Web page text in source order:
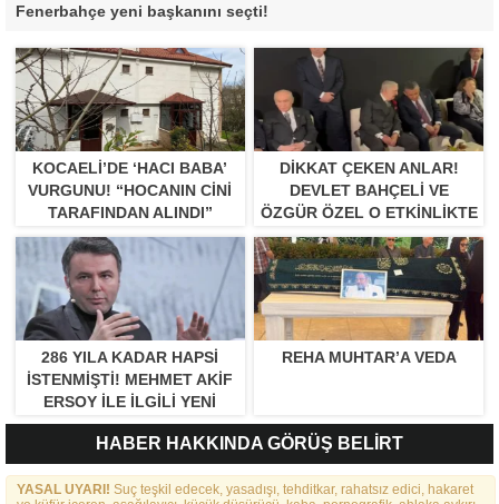
Fenerbahçe yeni başkanını seçti!
KOCAELI’DE ‘HACI BABA’
VURGUNU! “HOCANIN CINI
TARAFINDAN ALINDI”
DIKKAT ÇEKEN ANLAR!
DEVLET BAHÇELI VE
ÖZGÜR ÖZEL O ETKINLIKTE
BIR ARAYA GELDILER
286 YILA KADAR HAPSI
ISTENMIŞTI! MEHMET AKIF
ERSOY ILE ILGILI YENI
GELIŞME
REHA MUHTAR’A VEDA
HABER HAKKINDA GÖRÜŞ BELİRT
YASAL UYARI! Suç teşkil edecek, yasadışı, tehditkar, rahatsız edici, hakaret